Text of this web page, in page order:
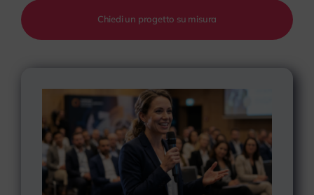
Chiedi un progetto su misura